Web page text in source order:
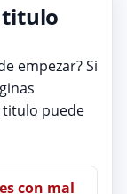
titulo
empezar? Si
puede
con mal